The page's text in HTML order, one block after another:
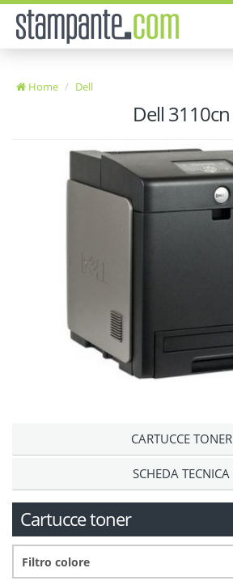
Home Dell
Dell 3110cn
CARTUCCE TONER
SCHEDA TECNICA
Cartucce toner